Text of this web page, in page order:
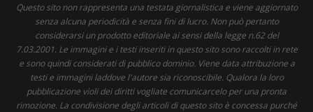
Questo sito non rappresenta una testata giornalistica e viene aggiornato
senza alcuna periodicità e senza fini di lucro. Non può pertanto
considerarsi un prodotto editoriale ai sensi della legge n.62 del
7.03.2001. Le immagini e i testi inseriti in questo sito sono raccolti in rete
e sono quindi considerati di pubblico dominio. Viene data attribuzione a
testi e immagini laddove l'autore sia riconoscibile. Qualora la loro
pubblicazione violi dei diritti vogliate comunicarcelo per una pronta
rimozione. La condivisione degli articoli di questo sito è concessa purché